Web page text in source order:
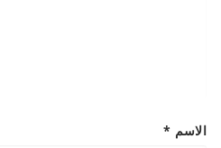
الاسم *